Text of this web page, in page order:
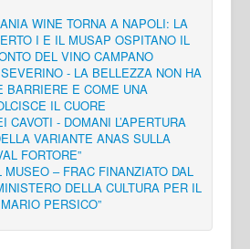
WINE TORNA A NAPOLI: LA
I E IL MUSAP OSPITANO IL
DEL VINO CAMPANO
- LA BELLEZZA NON HA
BARRIERE E COME UNA
IL CUORE
CAVOTI - DOMANI L’APERTURA
VARIANTE ANAS SULLA
FORTORE”
MUSEO – FRAC FINANZIATO DAL
DELLA CULTURA PER IL
PERSICO”